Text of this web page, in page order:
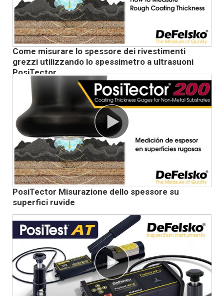
Come misurare lo spessore dei rivestimenti
grezzi utilizzando lo spessimetro a ultrasuoni
PosiTector
PosiTector Misurazione dello spessore su
superfici ruvide